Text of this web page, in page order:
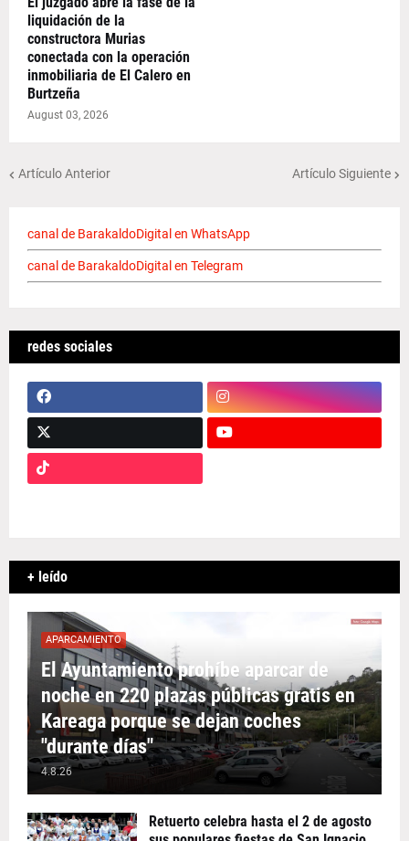
liquidación de la
constructora Murias
conectada con la operación
inmobiliaria de El Calero en
Burtzeña
August 03, 2026
Artículo Anterior Artículo Siguiente
canal de BarakaldoDigital en WhatsApp
canal de BarakaldoDigital en Telegram
redes sociales
+ leído
APARCAMIENTO
El Ayuntamiento prohíbe aparcar de
noche en 220 plazas públicas gratis en
Kareaga porque se dejan coches
"durante días"
4.8.26
Retuerto celebra hasta el 2 de agosto